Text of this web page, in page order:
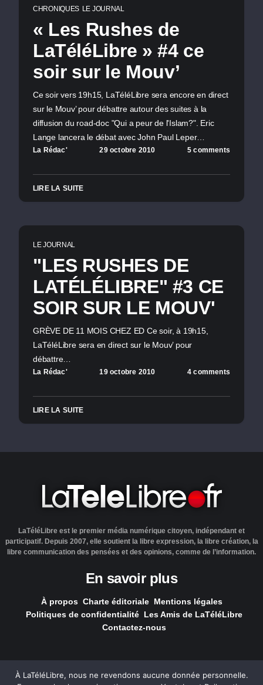
CHRONIQUES LE JOURNAL
« Les Rushes de
LaTéléLibre » #4 ce
soir sur le Mouv’
Ce soir vers 19h15, LaTéléLibre sera encore en direct
sur le Mouv’ pour débattre autour des suites à la
diffusion du road-doc "Qui a peur de l'Islam?". Eric
Lange lancera le débat avec John Paul Leper…
La Rédac' 29 octobre 2010 5 comments
LIRE LA SUITE
LE JOURNAL
"LES RUSHES DE
LATÉLÉLIBRE" #3 CE
SOIR SUR LE MOUV'
GRÈVE DE 11 MOIS CHEZ ED Ce soir, à 19h15,
LaTéléLibre sera en direct sur le Mouv’ pour
débattre…
La Rédac' 19 octobre 2010 4 comments
LIRE LA SUITE
LaTéléLibre est le premier média numérique citoyen, indépendant et
participatif. Depuis 2007, elle soutient la libre expression, la libre création, la
libre communication des pensées et des opinions, comme de l’information.
En savoir plus
À propos Charte éditoriale Mentions légales
Politiques de confidentialité Les Amis de LaTéléLibre
Contactez-nous
À LaTéléLibre, nous ne revendons aucune donnée personnelle.